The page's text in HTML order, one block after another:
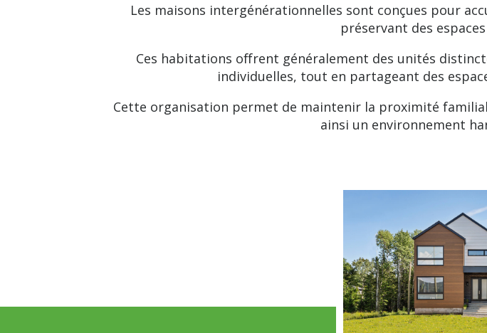
Les maisons intergénérationnelles sont conçues pour
préservant des
Ces habitations offrent généralement des unités
individuelles, tout en partageant des
Cette organisation permet de maintenir la proximité
ainsi un environnement